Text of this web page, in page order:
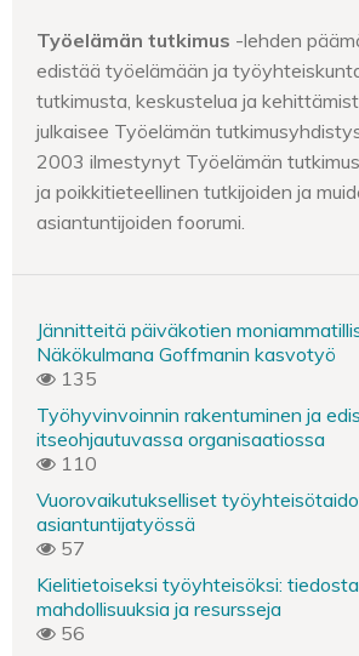
Työelämän tutkimus -lehden
edistää työelämään ja
tutkimusta, keskustelua ja
julkaisee Työelämän
2003 ilmestynyt Työelämän
ja poikkitieteellinen tutkijoiden ja
asiantuntijoiden foorumi.
Jännitteitä päiväkotien
Näkökulmana Goffmanin kasvotyö
135
Työhyvinvoinnin rakentuminen ja
itseohjautuvassa organisaatiossa
110
Vuorovaikutukselliset
asiantuntijatyössä
57
Kielitietoiseksi työyhteisöksi:
mahdollisuuksia ja resursseja
56